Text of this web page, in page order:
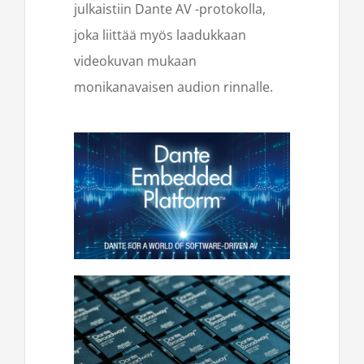
julkaistiin Dante AV -protokolla,
joka liittää myös laadukkaan
videokuvan mukaan
monikanavaisen audion rinnalle.